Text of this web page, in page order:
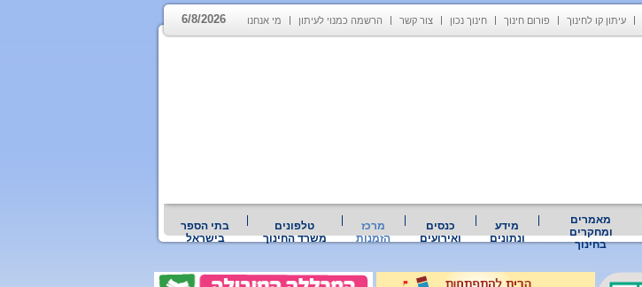
עיתון קו לחינוך פורום חינוך חינוך נכון צור קשר הרשמה כמנוי לעיתון מי אנחנו 6/8/2026
מאמרים
ומחקרים
בחינוך
מידע
ונתונים
כנסים
ואירועים
מרכז
הזמנות
טלפונים
משרד החינוך
בתי הספר
בישראל